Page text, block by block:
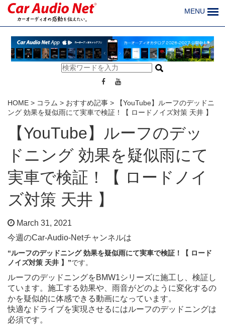
MENU
HOME > コラム > おすすめ記事 >
【YouTube】ルーフのデッドニ
ング 効果を疑似雨にて実車で検証！【 ロードノイズ対策 天井 】
【YouTube】ルーフのデッ
ドニング 効果を疑似雨にて
実車で検証！【 ロードノイ
ズ対策 天井 】
March 31, 2021
今週のCar-Audio-Netチャンネルは
“ルーフのデッドニング 効果を疑似雨にて実車で検証！【 ロード
ノイズ対策 天井 】 ”です。
ルーフのデッドニングをBMW1シリーズに施工し、検証し
ています。施工する効果や、雨音がどのように変化するの
かを疑似的に体感できる動画になっています。
快適なドライブを実現させるにはルーフのデッドニングは
必須です。